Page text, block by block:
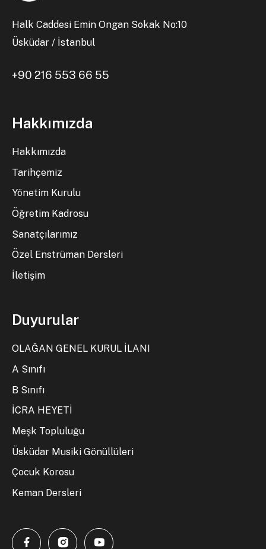
Halk Caddesi Emin Ongan Sokak No:10
Üsküdar / İstanbul
+90 216 553 66 55
Hakkımızda
Hakkımızda
Tarihçemiz
Yönetim Kurulu
Öğretim Kadrosu
Sanatçılarımız
Özel Enstrüman Dersleri
İletişim
Duyurular
OLAĞAN GENEL KURUL İLANI
A Sınıfı
B Sınıfı
İCRA HEYETİ
Meşk Topluluğu
Üsküdar Musiki Gönüllüleri
Çocuk Korosu
Keman Dersleri